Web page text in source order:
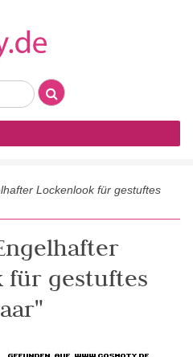
Lockenlook für gestuftes
für gestuftes